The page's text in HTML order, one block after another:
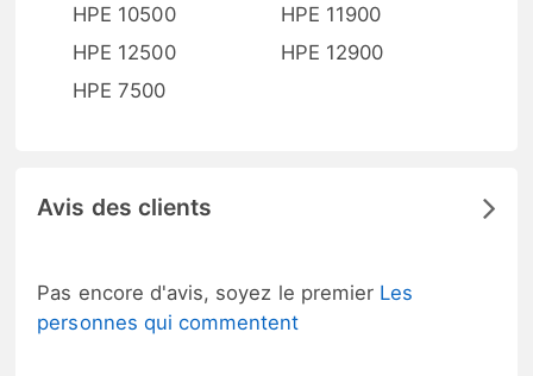
HPE 10500
HPE 11900
HPE 12500
HPE 12900
HPE 7500
Avis des clients
Pas encore d'avis, soyez le premier Les
personnes qui commentent